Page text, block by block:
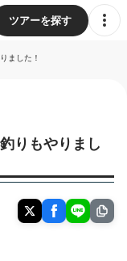
ツアーを探す
ました！
りもやりまし